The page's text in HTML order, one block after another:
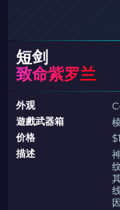
短剑
致命紫罗兰
外观
遊戲武器箱
价格
描述